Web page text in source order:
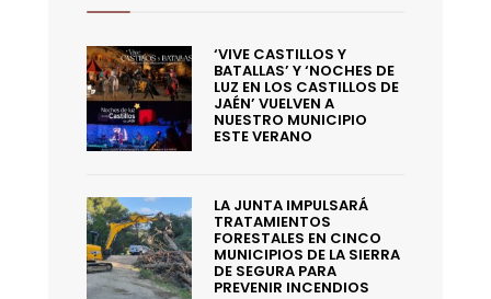
‘VIVE CASTILLOS Y
BATALLAS’ Y ‘NOCHES DE
LUZ EN LOS CASTILLOS DE
JAÉN’ VUELVEN A
NUESTRO MUNICIPIO
ESTE VERANO
LA JUNTA IMPULSARÁ
TRATAMIENTOS
FORESTALES EN CINCO
MUNICIPIOS DE LA SIERRA
DE SEGURA PARA
PREVENIR INCENDIOS